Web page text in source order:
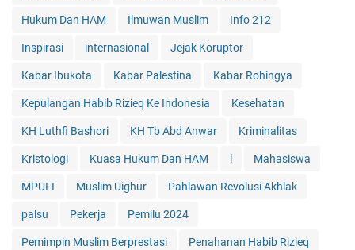
Hukum Dan HAM Ilmuwan Muslim Info 212
Inspirasi internasional Jejak Koruptor
Kabar Ibukota Kabar Palestina Kabar Rohingya
Kepulangan Habib Rizieq Ke Indonesia Kesehatan
KH Luthfi Bashori KH Tb Abd Anwar Kriminalitas
Kristologi Kuasa Hukum Dan HAM Mahasiswa
MPUI-I Muslim Uighur Pahlawan Revolusi Akhlak
palsu Pekerja Pemilu 2024
Pemimpin Muslim Berprestasi Penahanan Habib Rizieq